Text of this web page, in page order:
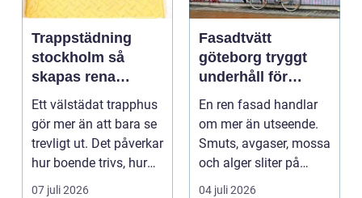
Trappstädning
stockholm så
skapas rena
trapphus som
håller över tid
Ett välstädat trapphus
gör mer än att bara se
trevligt ut. Det påverkar
hur boende trivs, hur
besöka...
07 juli 2026
Fasadtvätt
göteborg tryggt
underhåll för
hållbara fasader
En ren fasad handlar
om mer än utseende.
Smuts, avgaser, mossa
och alger sliter på
materialen och ka...
04 juli 2026